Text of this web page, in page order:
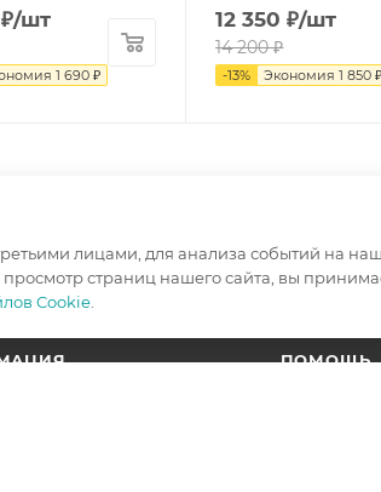
₽/шт
1 690₽
12 350 ₽/шт
14 200₽
-13% Экономия 1 850 ₽
ПОМОЩЬ
лицами, для анализа событий на
страниц нашего сайта, вы
Cookie